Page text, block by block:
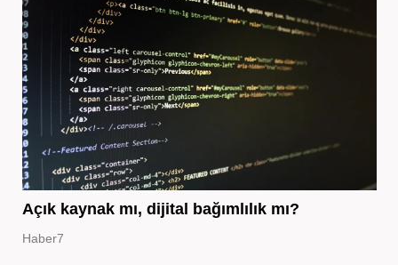
Açık kaynak mı, dijital bağımlılık mı?
Haber7